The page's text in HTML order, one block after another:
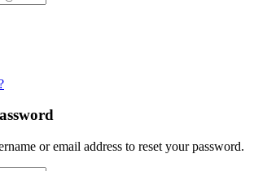
or email address to reset your password.